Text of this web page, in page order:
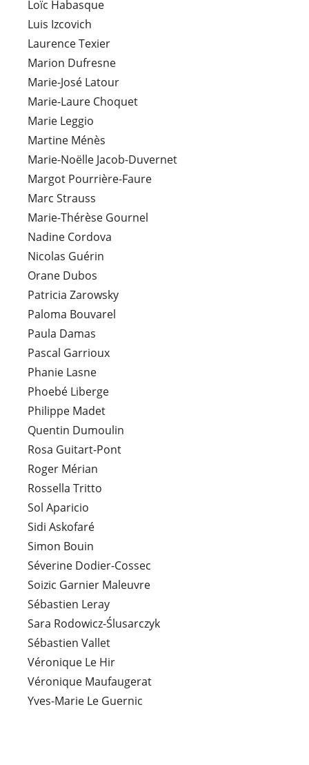
Loïc Habasque
Luis Izcovich
Laurence Texier
Marion Dufresne
Marie-José Latour
Marie-Laure Choquet
Marie Leggio
Martine Ménès
Marie-Noëlle Jacob-Duvernet
Margot Pourrière-Faure
Marc Strauss
Marie-Thérèse Gournel
Nadine Cordova
Nicolas Guérin
Orane Dubos
Patricia Zarowsky
Paloma Bouvarel
Paula Damas
Pascal Garrioux
Phanie Lasne
Phoebé Liberge
Philippe Madet
Quentin Dumoulin
Rosa Guitart-Pont
Roger Mérian
Rossella Tritto
Sol Aparicio
Sidi Askofaré
Simon Bouin
Séverine Dodier-Cossec
Soizic Garnier Maleuvre
Sébastien Leray
Sara Rodowicz-Ślusarczyk
Sébastien Vallet
Véronique Le Hir
Véronique Maufaugerat
Yves-Marie Le Guernic